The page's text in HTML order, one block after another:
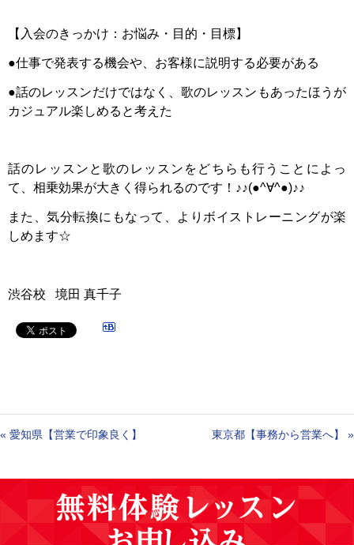
【入会のきっかけ：お悩み・目的・目標】
●仕事で発表する機会や、お客様に説明する必要がある
●話のレッスンだけではなく、歌のレッスンもあったほうが
カジュアル楽しめると考えた
話のレッスンと歌のレッスンをどちらも行うことによっ
て、相乗効果が大きく得られるのです！♪♪(●^∀^●)♪♪
また、気分転換にもなって、よりボイストレーニングが楽
しめます☆
渋谷校 境田 真千子
« 愛知県【営業で印象良く】 東京都【事務から営業へ】 »